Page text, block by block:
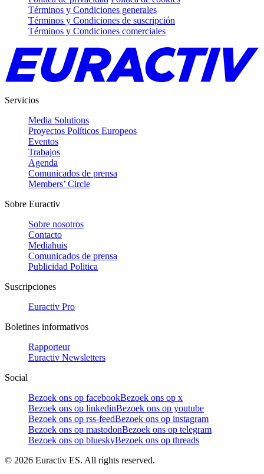
Términos y Condiciones generales
Términos y Condiciones de suscripción
Términos y Condiciones comerciales
Servicios
Media Solutions
Proyectos Políticos Europeos
Eventos
Trabajos
Agenda
Comunicados de prensa
Members’ Circle
Sobre Euractiv
Sobre nosotros
Contacto
Mediahuis
Comunicados de prensa
Publicidad Politica
Suscripciones
Euractiv Pro
Boletines informativos
Rapporteur
Euractiv Newsletters
Social
Bezoek ons op facebookBezoek ons op x
Bezoek ons op linkedinBezoek ons op youtube
Bezoek ons op rss-feedBezoek ons op instagram
Bezoek ons op mastodonBezoek ons op telegram
Bezoek ons op blueskyBezoek ons op threads
© 2026 Euractiv ES. All rights reserved.